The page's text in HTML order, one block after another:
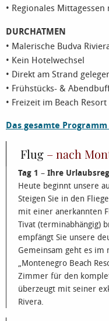
• Regionales
DURCHATMEN
• Malerische Budva
• Kein Hotelwechsel
• Direkt am Strand
• Frühstücks- &
• Freizeit im Beach Resort
Das gesamte
Flug – nach
Tag 1 – Ihre
Heute beginnt unsere
Steigen Sie in den
mit einer anerkannten
Tivat (terminabhängig)
empfängt Sie unsere
Gemeinsam geht es im
„Montenegro Beach
Zimmer für den
überzeugt mit seiner
Rivera.